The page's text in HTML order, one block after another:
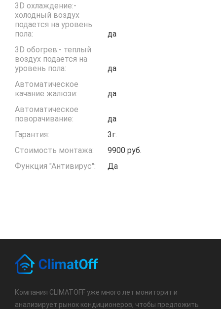
3D охлаждение:-
холодный воздух
подается на уровень
пола:
да
3D обогрев:- теплый
воздух подается на
уровень пола:
да
Автоматическое
качание жалюзи:
да
Автоматическое
поворачивание:
да
Гарантия:
3г.
Стоимость монтажа:
9900 руб.
Функция "Антивирус":
Да
Компания CLIMATOFF уже много лет мониторит и
анализирует рынок кондиционеров, чтобы предложить